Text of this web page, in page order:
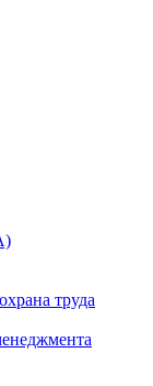
труда